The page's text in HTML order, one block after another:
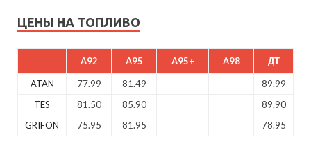
ЦЕНЫ НА ТОПЛИВО
A92 A95 A95+ A98 ДТ
ATAN 77.99 81.49
89.99
TES
81.50 85.90
89.90
GRIFON
75.95 81.95 78.95